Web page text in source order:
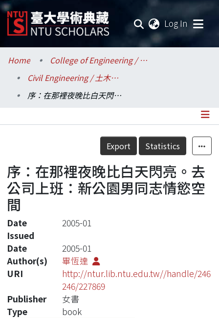
Log In
Communities & Collections
Research Outputs
Statistics
Home
College of Engineering / 工學院
Civil Engineering / 土木工程學系
序：在那裡夜晚比白天閃亮。去公司上班：新公園男同志情慾空間
Details
Export Statistics
序：在那裡夜晚比白天閃亮。去
公司上班：新公園男同志情慾空
間
Date
Issued
2005-01
Date
2005-01
Author(s)
畢恆達
URI
http://ntur.lib.ntu.edu.tw//handle/246
246/227869
Publisher
女書
Type
book